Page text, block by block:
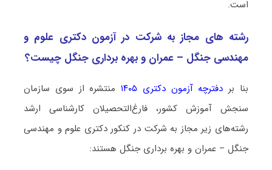
است.
رشته­ های مجاز به شرکت در آزمون دکتری علوم و
مهندسی ﺟﻨﮕﻞ – ﻋﻤﺮان و ﺑﻬﺮه ﺑﺮداری ﺟﻨﮕﻞ چیست؟
بنا بر دفترچه آزمون دکتری ۱۴۰۵
منتشره از سوی سازمان
سنجش آموزش کشور، فارغ‌التحصیلان کارشناسی ارشد
رشته‌های زیر مجاز به شرکت در کنکور دکتری علوم و مهندسی
ﺟﻨﮕﻞ – ﻋﻤﺮان و ﺑﻬﺮه ﺑﺮداری ﺟﻨﮕﻞ هستند: